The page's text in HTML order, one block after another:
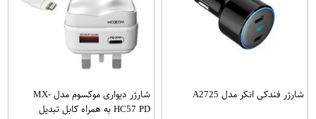
شارژر فندکی انکر مدل A2725
شارژر دیواری موکسوم مدل MX-
HC57 PD به همراه کابل تبدیل